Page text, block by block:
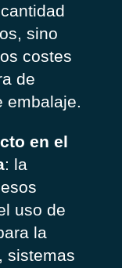
sino
costes
de
embalaje.
en el
: la
uso de
la
sistemas